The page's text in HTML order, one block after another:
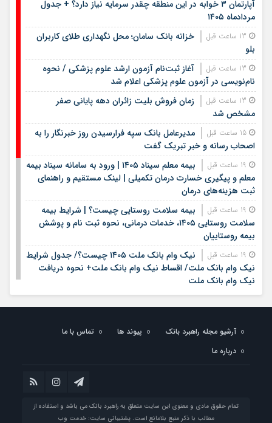
آپارتمان ۳ خوابه در این منطقه چقدر سرمایه نیاز دارد؟ + جدول
مردادماه ۱۴۰۵
خزانه بانک سامان؛ محل نگهداری طلای کاربران
بلو
آغاز ثبت‌نام آزمون ارشد علوم پزشکی / نحوه
نام‌نویسی در آزمون علوم پزشکی اعلام شد
زمان فروش بلیت زائران دهه پایانی صفر
مشخص شد
مدیرعامل بانک سپه فرارسیدن روز خبرنگار را به
اصحاب رسانه و خبر تبریک گفت
بیمه معلم سیناد ۱۴۰۵ | ورود به سامانه سیناد بیمه
معلم و پیگیری خسارت درمان تکمیلی | لینک مستقیم و راهنمای
ثبت هزینه‌های درمان
بیمه سلامت روستایی چیست؟ | شرایط بیمه
سلامت روستایی ۱۴۰۵، خدمات درمانی، نحوه ثبت نام و پوشش
بیمه روستاییان
نیک وام بانک ملت ۱۴۰۵ چیست؟/ جدول شرایط
نیک وام بانک ملت/ اقساط نیک وام بانک ملت+ نحوه دریافت
نیک وام بانک ملت
وام قرض الحسنه ۱۴۰۵ | شرایط دریافت، مبلغ
وام، ضامن، اقساط و نحوه ثبت نام
شد / چگونه قبوض اصلاح می‌شود؟
آرشیو مجله راهبرد بانک پیوند ها
تماس با ما
درباره ما
تمام حقوق مادی و معنوی این سایت متعلق به راهبرد بانک می باشد و استفاده از
مطالب با ذکر منبع بلامانع است. پشتیبانی سایت:خدمت وب